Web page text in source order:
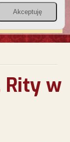
WESPRZYJ
NAS
Rity w
Akceptuję